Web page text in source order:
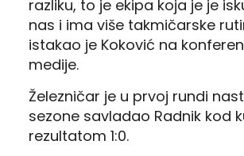
razliku, to je ekipa koja je je
nas i ima više takmičarske
istakao je Koković na
medije.
Železničar je u prvoj rundi
sezone savladao Radnik kod
rezultatom 1:0.